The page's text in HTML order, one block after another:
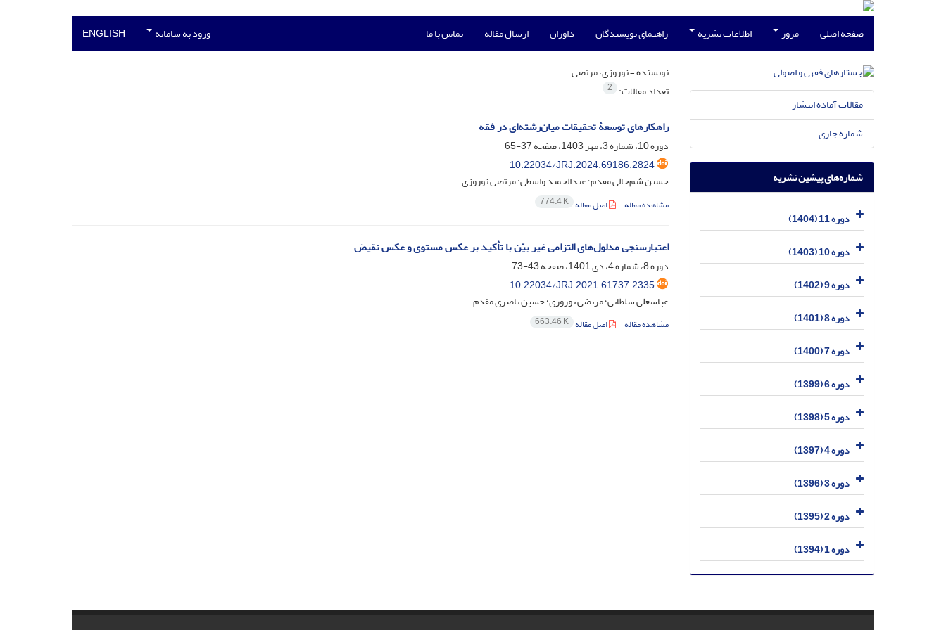
صفحه اصلی مرور اطلاعات نشریه راهنمای نویسندگان داوران ارسال مقاله تماس با ما ورود به سامانه ENGLISH
نویسنده =نوروزی، مرتضی
تعداد مقالات: 2
راهکارهای توسعۀ تحقیقات میان‌رشته‌‌ای در فقه
دوره 10، شماره 3، مهر 1403، صفحه
37-65
10.22034/JRJ.2024.69186.2824
حسین شم‌خالی مقدم؛ عبدالحمید واسطی؛ مرتضی نوروزی
مشاهده مقاله اصل مقاله 774.4 K
اعتبارسنجی مدلول‌های التزامی غیر بیّن با تأکید بر عکس مستوی و عکس نقیض
دوره 8، شماره 4، دی 1401، صفحه
43-73
10.22034/JRJ.2021.61737.2335
عباسعلی سلطانی؛ مرتضی نوروزی؛ حسین ناصری مقدم
مشاهده مقاله اصل مقاله 663.46 K
مقالات آماده انتشار
شماره جاری
شماره‌های پیشین نشریه
دوره 11 (1404)
دوره 10 (1403)
دوره 9 (1402)
دوره 8 (1401)
دوره 7 (1400)
دوره 6 (1399)
دوره 5 (1398)
دوره 4 (1397)
دوره 3 (1396)
دوره 2 (1395)
دوره 1 (1394)